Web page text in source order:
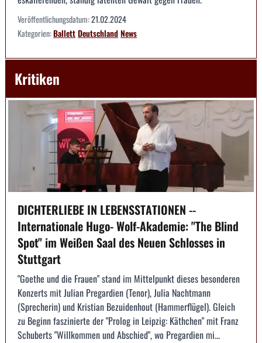
Veröffentlichungsdatum:21.02.2024
Kategorien:BallettDeutschlandNews
Kritiken
DICHTERLIEBE IN LEBENSSTATIONEN --
Internationale Hugo- Wolf-Akademie: "The Blind
Spot" im Weißen Saal des Neuen Schlosses in
Stuttgart
"Goethe und die Frauen" stand im Mittelpunkt dieses besonderen
Konzerts mit Julian Pregardien (Tenor), Julia Nachtmann
(Sprecherin) und Kristian Bezuidenhout (Hammerflügel). Gleich
zu Beginn faszinierte der "Prolog in Leipzig: Käthchen" mit Franz
Schuberts "Willkommen und Abschied", wo Pregardien mi...